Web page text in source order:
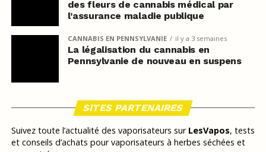
des fleurs de cannabis médical par
l’assurance maladie publique
CANNABIS EN PENNSYLVANIE il y a 3 semaines
La légalisation du cannabis en
Pennsylvanie de nouveau en suspens
SITES PARTENAIRES
Suivez toute l’actualité des vaporisateurs sur LesVapos, tests
et conseils d’achats pour vaporisateurs à herbes séchées et